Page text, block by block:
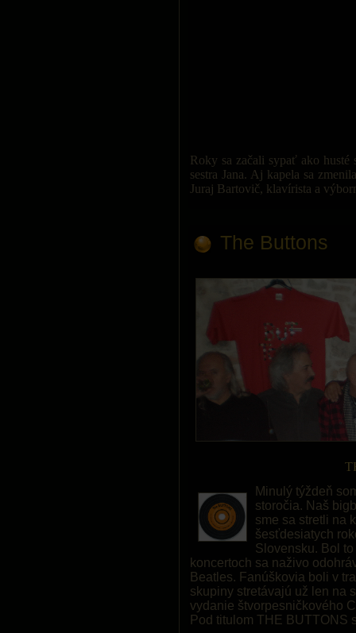
Roky sa začali sypať ako husté
sestra Jana. Aj kapela sa
Juraj Bartovič, klavírista a
The Buttons
Minulý týždeň
storočia. Naš
sme sa stretli na
šesťdesiatych
Slovensku. Bol
koncertoch sa naživo
Beatles. Fanúškovia boli v
skupiny stretávajú už len na
vydanie štvorpesničkového
Pod titulom THE BUTTONS